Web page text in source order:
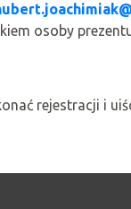
osoby
rejestracji i